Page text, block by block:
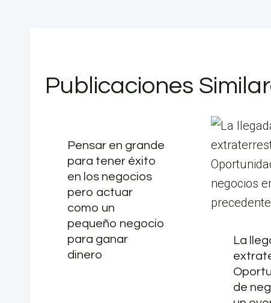
Publicaciones
Pensar en grande
para tener éxito
en los negocios
pero actuar
como un
pequeño negocio
para ganar
dinero
La
de